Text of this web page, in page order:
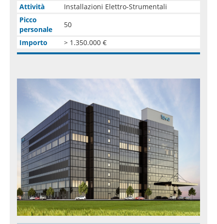
Attività
Installazioni Elettro-Strumentali
Picco
personale
50
Importo
> 1.350.000 €